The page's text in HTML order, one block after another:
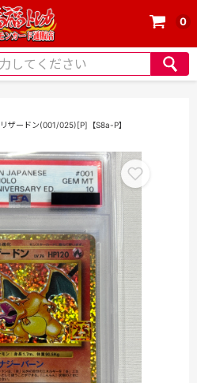
0
リザードン(001/025)[P]【S8a-P】